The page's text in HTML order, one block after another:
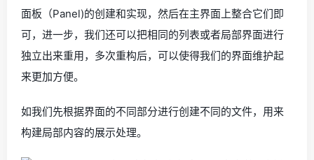
面板（Panel)的创建和实现，然后在主界面上整合它们即
可，进一步，我们还可以把相同的列表或者局部界面进行
独立出来重用，多次重构后，可以使得我们的界面维护起
来更加方便。
如我们先根据界面的不同部分进行创建不同的文件，用来
构建局部内容的展示处理。